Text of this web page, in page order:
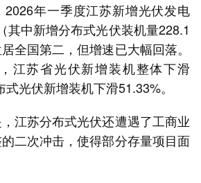
2026年一季度江苏新增光伏发电
其中新增分布式光伏装机量228.1
全国第二，但增速已大幅回落。
江苏省光伏新增装机整体下滑
光伏新增装机下滑51.33%。
江苏分布式光伏还遭遇了工商业
二次冲击，使得部分存量项目面